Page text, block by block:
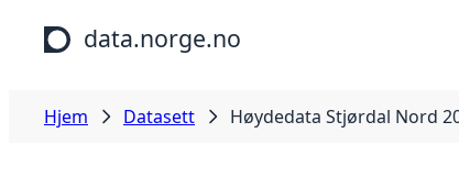
Hopp til hovedinnhold
data.norge.no
Hjem Datasett Høydedata Stjørdal Nord